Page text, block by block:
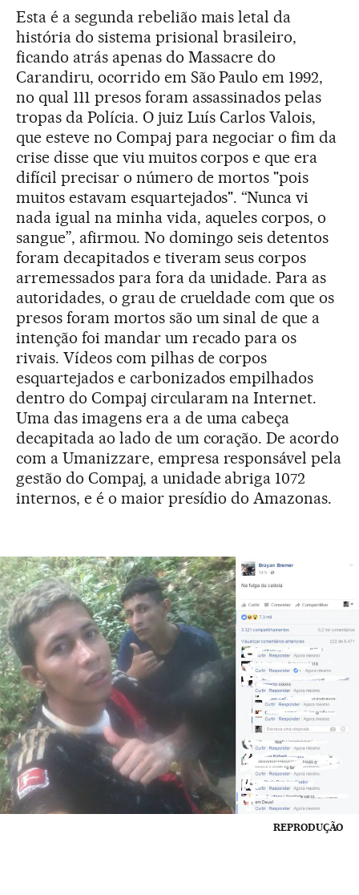
Esta é a segunda rebelião mais letal da
história do sistema prisional brasileiro,
ficando atrás apenas do Massacre do
Carandiru, ocorrido em São Paulo em 1992,
no qual 111 presos foram assassinados pelas
tropas da Polícia. O juiz Luís Carlos Valois,
que esteve no Compaj para negociar o fim da
crise disse que viu muitos corpos e que era
difícil precisar o número de mortos "pois
muitos estavam esquartejados". “Nunca vi
nada igual na minha vida, aqueles corpos, o
sangue”, afirmou. No domingo seis detentos
foram decapitados e tiveram seus corpos
arremessados para fora da unidade. Para as
autoridades, o grau de crueldade com que os
presos foram mortos são um sinal de que a
intenção foi mandar um recado para os
rivais. Vídeos com pilhas de corpos
esquartejados e carbonizados empilhados
dentro do Compaj circularam na Internet.
Uma das imagens era a de uma cabeça
decapitada ao lado de um coração. De acordo
com a Umanizzare, empresa responsável pela
gestão do Compaj, a unidade abriga 1072
internos, e é o maior presídio do Amazonas.
REPRODUÇÃO